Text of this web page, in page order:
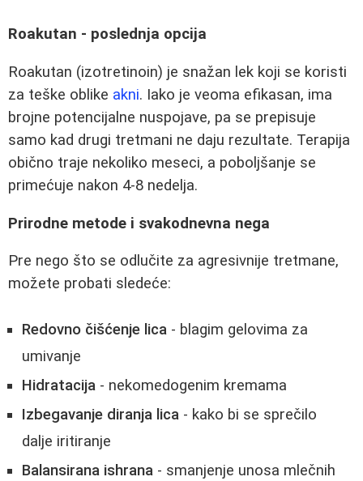
Roakutan - poslednja opcija
Roakutan (izotretinoin) je snažan lek koji se koristi
za teške oblike akni. Iako je veoma efikasan, ima
brojne potencijalne nuspojave, pa se prepisuje
samo kad drugi tretmani ne daju rezultate. Terapija
obično traje nekoliko meseci, a poboljšanje se
primećuje nakon 4-8 nedelja.
Prirodne metode i svakodnevna nega
Pre nego što se odlučite za agresivnije tretmane,
možete probati sledeće:
Redovno čišćenje lica - blagim gelovima za
umivanje
Hidratacija - nekomedogenim kremama
Izbegavanje diranja lica - kako bi se sprečilo
dalje iritiranje
Balansirana ishrana - smanjenje unosa mlečnih